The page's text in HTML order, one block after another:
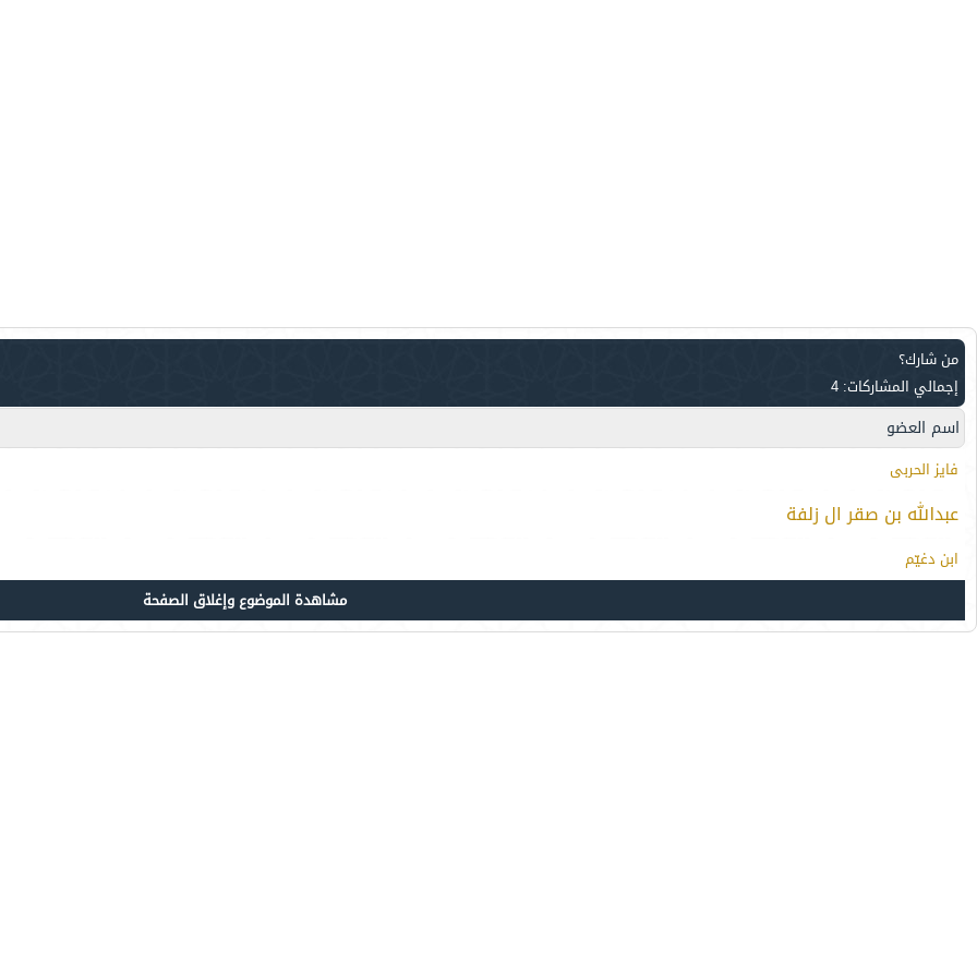
من شارك؟
إجمالي المشاركات: 4
اسم العضو
فايز الحربى
عبدالله بن صقر ال زلفة
ابن دغيّم
مشاهدة الموضوع وإغلاق الصفحة